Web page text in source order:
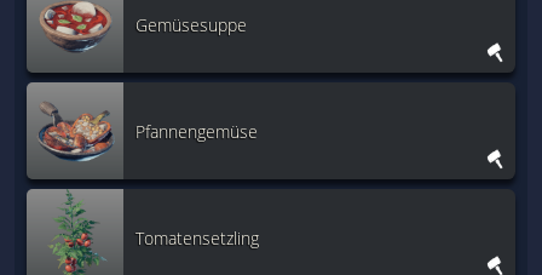
Gemüsesuppe
Pfannengemüse
Tomatensetzling